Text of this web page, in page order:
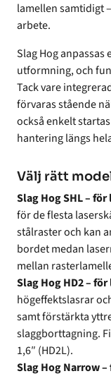
lamellen samtidigt
arbete.
Slag Hog
utformning, och
Tack vare
förvaras stående
också enkelt
hantering längs
Välj rätt
Slag Hog SHL –
för de flesta
stålraster och kan
bordet medan
mellan
Slag Hog HD2 –
högeffektslasrar
samt förstärkta
slaggborttagning.
1,6″ (HD2L).
Slag Hog Narrow